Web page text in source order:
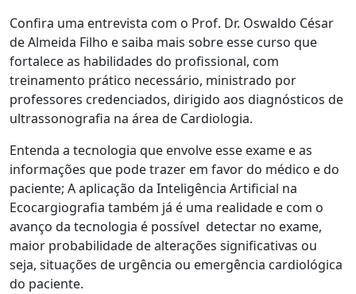
Confira uma entrevista com o Prof. Dr. Oswaldo César
de Almeida Filho e saiba mais sobre esse curso que
fortalece as habilidades do profissional, com
treinamento prático necessário, ministrado por
professores credenciados, dirigido aos diagnósticos de
ultrassonografia na área de Cardiologia.
Entenda a tecnologia que envolve esse exame e as
informações que pode trazer em favor do médico e do
paciente; A aplicação da Inteligência Artificial na
Ecocargiografia também já é uma realidade e com o
avanço da tecnologia é possível detectar no exame,
maior probabilidade de alterações significativas ou
seja, situações de urgência ou emergência cardiológica
do paciente.